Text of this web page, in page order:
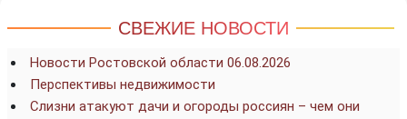
СВЕЖИЕ НОВОСТИ
Новости Ростовской области 06.08.2026
Перспективы недвижимости
Слизни атакуют дачи и огороды россиян – чем они